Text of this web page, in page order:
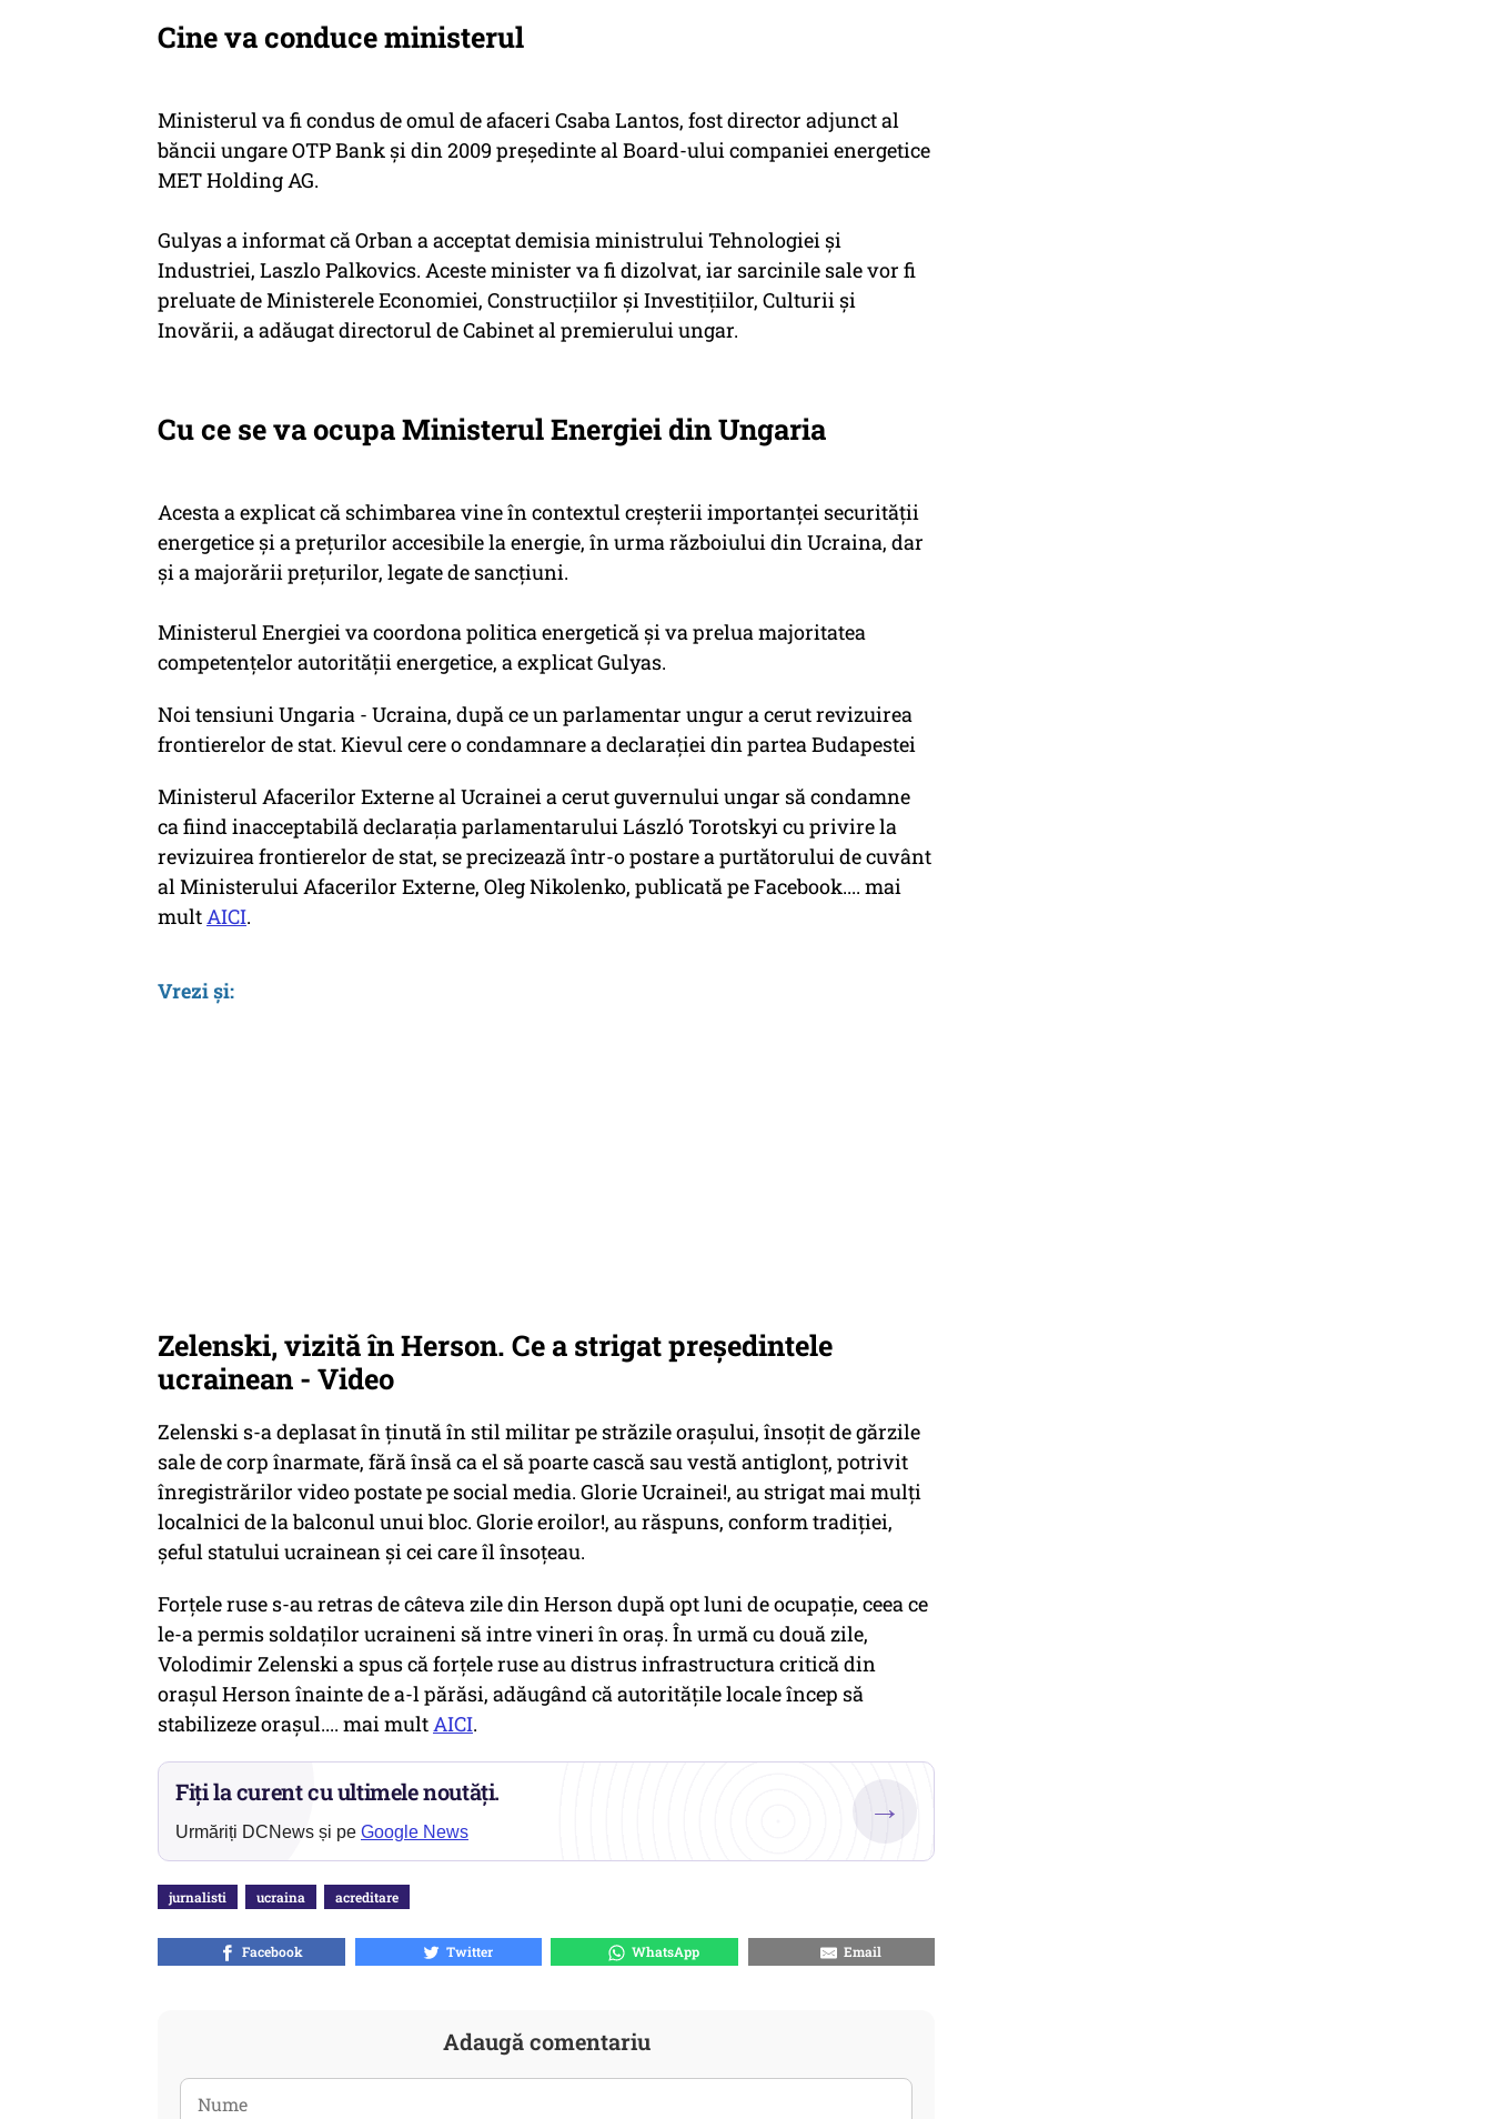
Cine va conduce ministerul
Ministerul va fi condus de omul de afaceri Csaba Lantos, fost director adjunct al
băncii ungare OTP Bank şi din 2009 preşedinte al Board-ului companiei energetice
MET Holding AG.
Gulyas a informat că Orban a acceptat demisia ministrului Tehnologiei şi
Industriei, Laszlo Palkovics. Aceste minister va fi dizolvat, iar sarcinile sale vor fi
preluate de Ministerele Economiei, Construcţiilor şi Investiţiilor, Culturii şi
Inovării, a adăugat directorul de Cabinet al premierului ungar.
Cu ce se va ocupa Ministerul Energiei din Ungaria
Acesta a explicat că schimbarea vine în contextul creşterii importanţei securităţii
energetice şi a preţurilor accesibile la energie, în urma războiului din Ucraina, dar
şi a majorării preţurilor, legate de sancţiuni.
Ministerul Energiei va coordona politica energetică şi va prelua majoritatea
competenţelor autorităţii energetice, a explicat Gulyas.
Noi tensiuni Ungaria - Ucraina, după ce un parlamentar ungur a cerut revizuirea
frontierelor de stat. Kievul cere o condamnare a declarației din partea Budapestei
Ministerul Afacerilor Externe al Ucrainei a cerut guvernului ungar să condamne
ca fiind inacceptabilă declarația parlamentarului László Torotskyi cu privire la
revizuirea frontierelor de stat, se precizează într-o postare a purtătorului de cuvânt
al Ministerului Afacerilor Externe, Oleg Nikolenko, publicată pe Facebook.... mai
multAICI.
Vrezi și:
Zelenski, vizită în Herson. Ce a strigat președintele
ucrainean - Video
Zelenski s-a deplasat în ţinută în stil militar pe străzile oraşului, însoţit de gărzile
sale de corp înarmate, fără însă ca el să poarte cască sau vestă antiglonţ, potrivit
înregistrărilor video postate pe social media. Glorie Ucrainei!, au strigat mai mulţi
localnici de la balconul unui bloc. Glorie eroilor!, au răspuns, conform tradiţiei,
şeful statului ucrainean şi cei care îl însoţeau.
Forţele ruse s-au retras de câteva zile din Herson după opt luni de ocupaţie, ceea ce
le-a permis soldaţilor ucraineni să intre vineri în oraş. În urmă cu două zile,
Volodimir Zelenski a spus că forţele ruse au distrus infrastructura critică din
oraşul Herson înainte de a-l părăsi, adăugând că autorităţile locale încep să
stabilizeze oraşul.... mai multAICI.
Fiți la curent cu ultimele noutăți.
Urmăriți DCNews și pe Google News
→
jurnalisti ucraina acreditare
Facebook Twitter WhatsApp Email
Adaugă comentariu